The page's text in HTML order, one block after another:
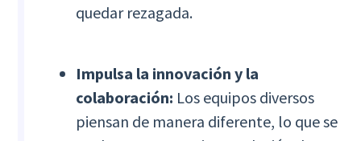
quedar rezagada.
Impulsa la innovación y la
colaboración: Los equipos diversos
piensan de manera diferente, lo que se